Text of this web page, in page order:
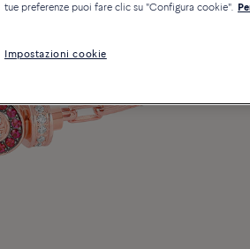
tue preferenze puoi fare clic su "Configura cookie".
Impostazioni cookie